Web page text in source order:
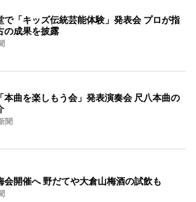
で「キッズ伝統芸能体験」発表会 プロが指
の成果を披露
本曲を楽しもう会」発表演奏会 尺八本曲の
聞
会開催へ 野だてや大倉山梅酒の試飲も